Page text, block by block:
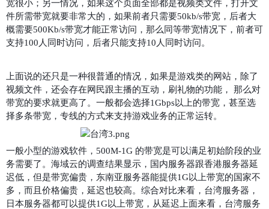
宽很小；另一情况，如果这个页面全部都是视频类文件，打开文
件所需带宽就要非常大的，如果前者只需要50kb/s带宽，后者大
概需要500Kb/s带宽才能正常访问，那么同等带宽情况下，前者可
支持100人同时访问，后者只能支持10人同时访问。
上面说的还只是一种很普通的情况，如果是游戏类的网站，除了
视频文件，还会存在网民跟主播的互动，刷礼物的功能，
那么对
带宽的要求就更高了。一般都会选择1Gbps以上的带宽，甚至选
择多条带宽，专线的方式来支持游戏业务的正常运转。
一般小型的游戏软件， 500M-1G 的带宽是可以满足初始阶段的业
务需要了。海域云的调查结果显示，国内服务器跟香港服务器延
迟低，但是带宽偏贵，东南亚服务器能提供1G以上带宽的国家不
多，而且价格偏贵，延迟也较高。综合对比来看，台湾服务器，
日本服务器都可以提供1G以上带宽，从延迟上面来看，台湾服务